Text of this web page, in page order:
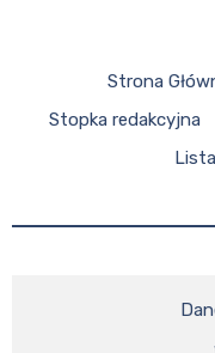
Strona
Stopka redakcyjna
Lista